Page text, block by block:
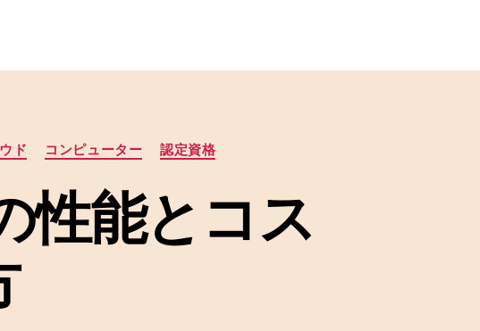
ド コンピューター 認定資格
性能とコス